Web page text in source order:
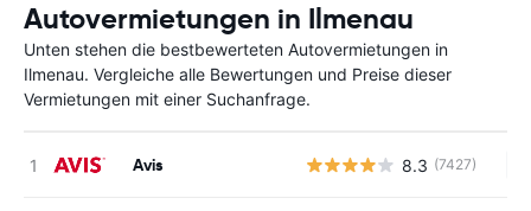
Autovermietungen in Ilmenau
Unten stehen die bestbewerteten Autovermietungen in
Ilmenau. Vergleiche alle Bewertungen und Preise dieser
Vermietungen mit einer Suchanfrage.
Avis 8.3 (7427)